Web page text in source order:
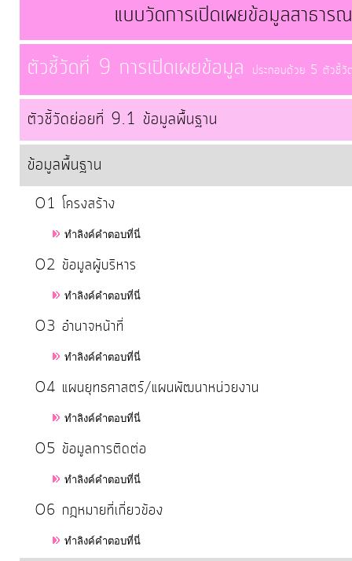
การ
จัดการ
ความ
รู้
การ
ดำเนิน
งาน
ให้
แผนการ
งบ
ประมาณ
ประจำ
การ
แบบวัดการเปิดเผยข้อมูลสาธ
ตัวชี้วัดที่ 9 การเปิดเผยข้อมูล ประกอบด้วย 5 ตัวชี้
ตัวชี้วัดย่อยที่ 9.1 ข้อมูลพื้นฐาน
ข้อมูลพื้นฐาน
O1 โครงสร้าง
ทำลิงค์คำตอบที่นี่
O2 ข้อมูลผู้บริหาร
ทำลิงค์คำตอบที่นี่
O3 อำนาจหน้าที่
ทำลิงค์คำตอบที่นี่
O4 แผนยุทธศาสตร์/แผนพัฒนาหน่วยงาน
ทำลิงค์คำตอบที่นี่
O5 ข้อมูลการติดต่อ
ทำลิงค์คำตอบที่นี่
O6 กฎหมายที่เกี่ยวข้อง
ทำลิงค์คำตอบที่นี่